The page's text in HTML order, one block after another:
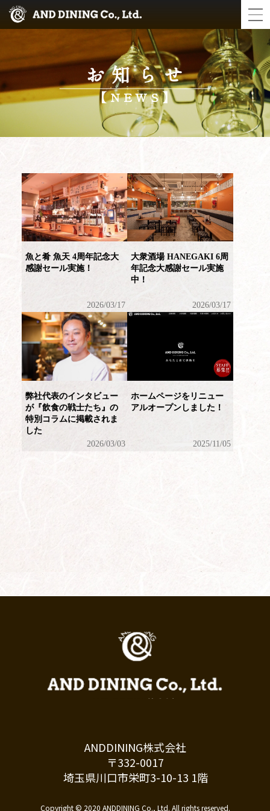
お知らせ
【NEWS】
魚と肴 魚天 4周年記念大
感謝セール実施！
2026/03/17
大衆酒場 HANEGAKI 6周
年記念大感謝セール実施
中！
2026/03/17
弊社代表のインタビュー
が『飲食の戦士たち』の
特別コラムに掲載されま
した
2026/03/03
ホームページをリニュー
アルオープンしました！
2025/11/05
ANDDINING株式会社
〒332-0017
埼玉県川口市栄町3-10-13 1階
Copyright © 2020 ANDDINING Co., Ltd. All rights reserved.